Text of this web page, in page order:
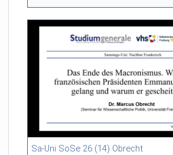
Sa-Uni SoSe 26 (14) Obrecht
46:53 duration